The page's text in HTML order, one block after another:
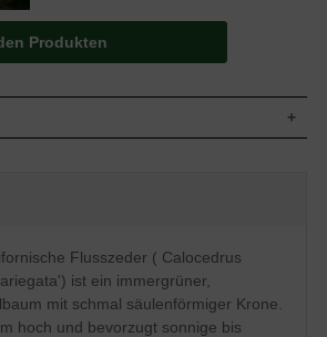
Produkten
braun, eiförmig, ca. 2 cm lang
April
Flusszeder ( Calocedrus
ist ein immergrüner,
mit schmal säulenförmiger Krone.
hoch und bevorzugt sonnige bis